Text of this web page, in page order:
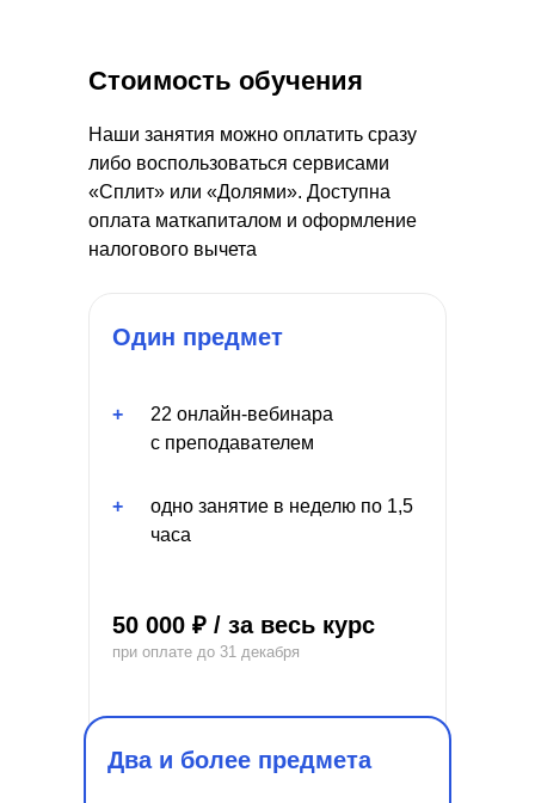
Стоимость обучения
Один предмет
50 000 ₽ / за весь курс
Два и более предмета
+
22 онлайн-вебинара
с преподавателем
одно занятие в неделю по 1,5
часа
+
при оплате до 31 декабря
Наши занятия можно оплатить сразу
либо воспользоваться сервисами
«Сплит» или «Долями». Доступна
оплата маткапиталом и оформление
налогового вычета